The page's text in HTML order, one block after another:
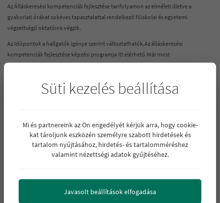
Az Álláskeresési kompetenciák fejlesztése tanfolyamon az elméleti illetve a
gyakorlati órákat sokéves tapasztalattal rendelkező főiskolai és egyetemi
végzettségű oktatóink végzik.
Az időpontok a hallgatók igénye szerint változtathatók.Az álláskeresési
kompetenciák fejlesztése képzési programja itt elérhető.Már most
jelentkezzálláskeresési kompetenciák fejlesztésetanfolyamunkra, hogy
+36-30/633-0073; 06/52-425-794 ;
info@forba.hu;
forbamail@gmail.com
Süti kezelés beállítása
Mi és partnereink az Ön engedélyét kérjük arra, hogy cookie-
kat tároljunk eszközén személyre szabott hirdetések és
tartalom nyújtásához, hirdetés- és tartalomméréshez
valamint nézettségi adatok gyűjtéséhez.
Javasolt beállítások elfogadása